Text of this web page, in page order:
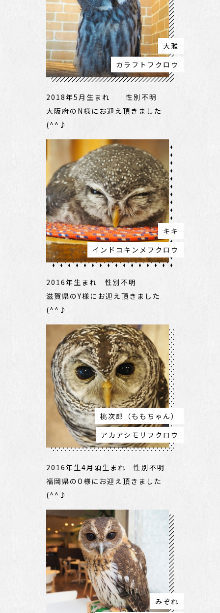
大雅
カラフトフクロウ
2018年5月生まれ 性別不明
大阪府のN様にお迎え頂きました
(^^♪
キキ
インドコキンメフクロウ
2016年生まれ 性別不明
滋賀県のY様にお迎え頂きました
(^^♪
桃次郎（ももちゃん）
アカアシモリフクロウ
2016年生4月頃生まれ 性別不明
福岡県のO様にお迎え頂きました
(^^♪
みぞれ